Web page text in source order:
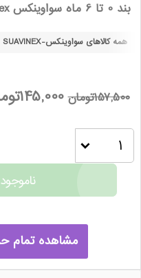
بند 0 تا 6 ماه سواوینکس suavinex کد 3800225
همه کالاهای سواوینکس-SUAVINEX
157,500تومان 145,000تومان
ناموجود
مشاهده تمام